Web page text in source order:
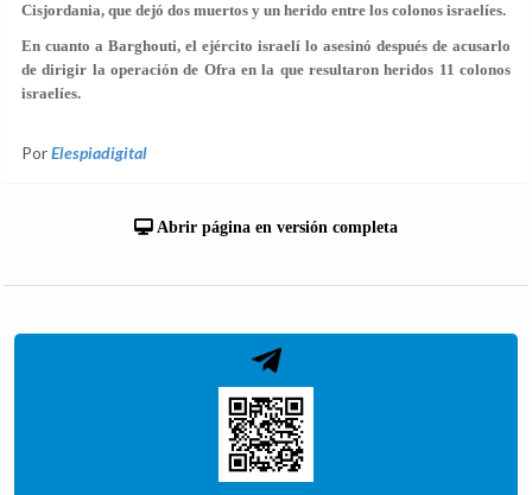
Cisjordania, que dejó dos muertos y un herido entre los colonos israelíes.
En cuanto a Barghouti, el ejército israelí lo asesinó después de acusarlo
de dirigir la operación de Ofra en la que resultaron heridos 11 colonos
israelíes.
PorElespiadigital
Abrir página en versión completa